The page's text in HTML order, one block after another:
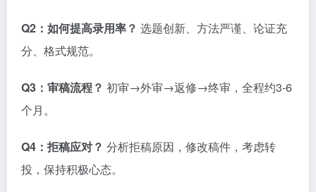
Q2：如何提高录用率？ 选题创新、方法严谨、论证充
分、格式规范。
Q3：审稿流程？ 初审→外审→返修→终审，全程约3-6
个月。
Q4：拒稿应对？ 分析拒稿原因，修改稿件，考虑转
投，保持积极心态。